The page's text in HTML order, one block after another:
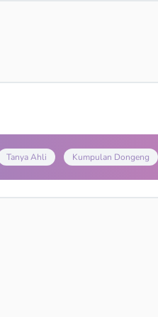
Tanya Ahli Kumpulan Dongeng